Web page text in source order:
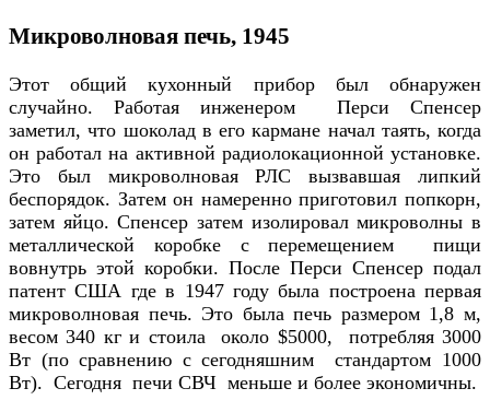
Микроволновая печь, 1945
Этот общий кухонный прибор был обнаружен
случайно. Работая инженером Перси Спенсер
заметил, что шоколад в его кармане начал таять, когда
он работал на активной радиолокационной установке.
Это был микроволновая РЛС вызвавшая липкий
беспорядок. Затем он намеренно приготовил попкорн,
затем яйцо. Спенсер затем изолировал микроволны в
металлической коробке с перемещением пищи
вовнутрь этой коробки. После Перси Спенсер подал
патент США где в 1947 году была построена первая
микроволновая печь. Это была печь размером 1,8 м,
весом 340 кг и стоила около $5000, потребляя 3000
Вт (по сравнению с сегодняшним стандартом 1000
Вт). Сегодня печи СВЧ меньше и более экономичны.